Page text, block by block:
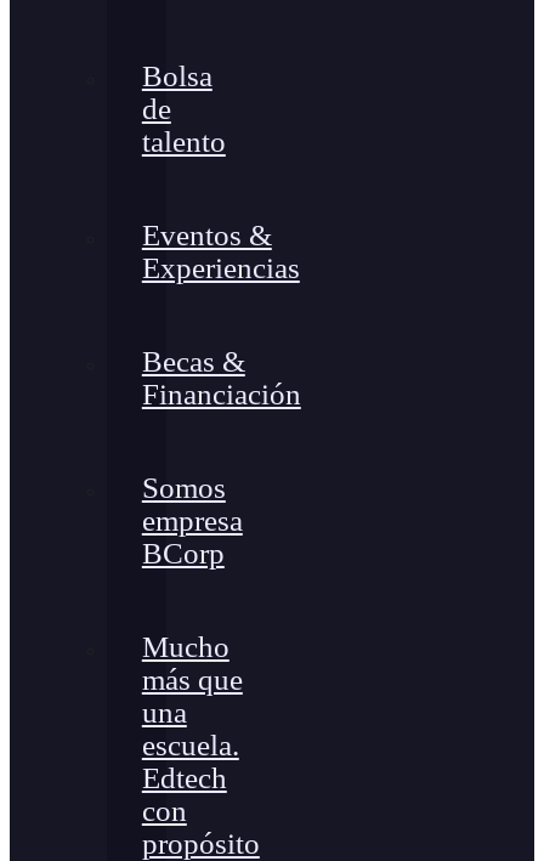
Bolsa
de
talento
Eventos &
Experiencias
Becas &
Financiación
Somos
empresa
BCorp
Mucho
más que
una
escuela.
Edtech
con
propósito